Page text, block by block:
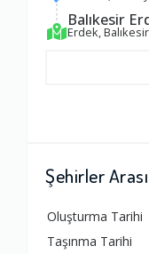
Balıkesir
Erdek,
Şehirler
Oluşturma Tarihi
Taşınma Tarihi